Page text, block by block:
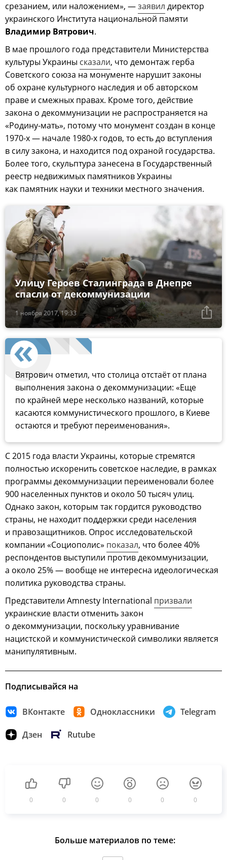
срезанием, или наложением», —заявил директор
украинского Института национальной памяти
Владимир Вятрович.
В мае прошлого года представители Министерства
культуры Украины сказали, что демонтаж герба
Советского союза на монументе нарушит законы
об охране культурного наследия и об авторском
праве и смежных правах. Кроме того, действие
закона о декоммунизации не распространяется на
«Родину-мать», потому что монумент создан в конце
1970-х — начале 1980-х годов, то есть до вступления
в силу закона, и находится под охраной государства.
Более того, скульптура занесена в Государственный
реестр недвижимых памятников Украины
как памятник науки и техники местного значения.
1 ноября 2017, 19:33
Улицу Героев Сталинграда в Днепре
спасли от декоммунизации
Вятрович отметил, что столица отстаёт от плана
выполнения закона о декоммунизации: «Еще
по крайней мере несколько названий, которые
касаются коммунистического прошлого, в Киеве
остаются и требуют переименования».
С 2015 года власти Украины, которые стремятся
полностью искоренить советское наследие, в рамках
программы декоммунизации переименовали более
900 населенных пунктов и около 50 тысяч улиц.
Однако закон, которым так гордится руководство
страны, не находит поддержки среди населения
и правозащитников. Опрос исследовательской
компании «Социополис» показал, что более 40%
респондентов выступили против декоммунизации,
а около 25% — вообще не интересна идеологическая
политика руководства страны.
Представители Amnesty International призвали
украинские власти отменить закон
о декоммунизации, поскольку уравнивание
нацистской и коммунистической символики является
манипулятивным.
Подписывайся на
ВКонтакте Одноклассники Telegram
Дзен Rutube
0 0 0 0 0 0
Больше материалов по теме: